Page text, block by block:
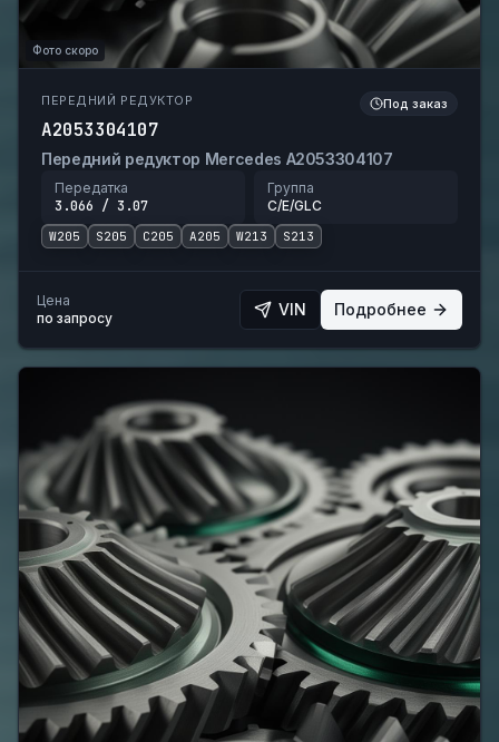
Фото скоро
ПЕРЕДНИЙ РЕДУКТОР Под заказ
A2053304107
Передний редуктор Mercedes A2053304107
Передатка
3.066 / 3.07
Группа
C/E/GLC
W205 S205 C205 A205 W213 S213
Цена
по запросу
VIN Подробнее